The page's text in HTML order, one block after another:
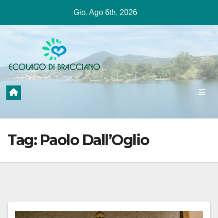
contenuto
Gio. Ago 6th, 2026
Tag: Paolo Dall’Oglio